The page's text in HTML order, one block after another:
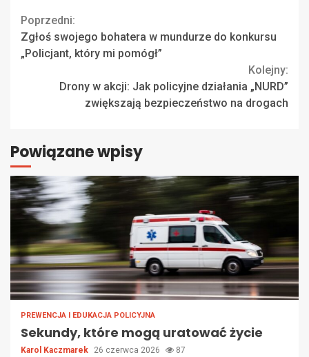
Continue
Reading
Poprzedni:
Zgłoś swojego bohatera w mundurze do konkursu
„Policjant, który mi pomógł”
Kolejny:
Drony w akcji: Jak policyjne działania „NURD”
zwiększają bezpieczeństwo na drogach
Powiązane wpisy
PREWENCJA I EDUKACJA POLICYJNA
Sekundy, które mogą uratować życie
Karol Kaczmarek 26 czerwca 2026 87